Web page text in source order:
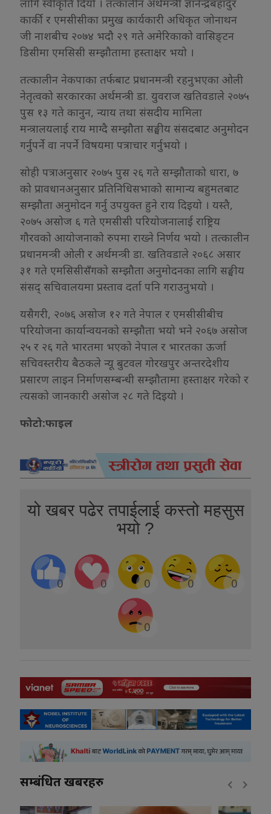
कार्की र एमसीसीका प्रमुख कार्यकारी अधिकृत जोनाथन
जी नाशबीच २०७४ भदौ २९ गते अमेरिकाको वासिङ्टन
डिसीमा एमसिसी सम्झौतामा हस्ताक्षर भयो ।
तत्कालीन नेकपाका तर्फबाट प्रधानमन्त्री रहनुभएका ओली
नेतृत्वको सरकारका अर्थमन्त्री डा. युवराज खतिवडाले २०७५
पुस १३ गते कानुन, न्याय तथा संसदीय मामिला
मन्त्रालयलाई राय माग्दै सम्झौता सङ्घीय संसदबाट अनुमोदन
गर्नुपर्ने वा नपर्ने विषयमा पत्राचार गर्नुभयो ।
सोही पत्राअनुसार २०७५ पुस २६ गते सम्झौताको धारा, ७
को प्रावधानअनुसार प्रतिनिधिसभाको सामान्य बहुमतबाट
सम्झौता अनुमोदन गर्नु उपयुक्त हुने राय दिइयो । यस्तै,
२०७५ असोज ६ गते एमसीसी परियोजनालाई राष्ट्रिय
गौरवको आयोजनाको रुपमा राख्ने निर्णय भयो । तत्कालीन
प्रधानमन्त्री ओली र अर्थमन्त्री डा. खतिवडाले २०६८ असार
३१ गते एमसिसीसँगको सम्झौता अनुमोदनका लागि सङ्घीय
संसद् सचिवालयमा प्रस्ताव दर्ता पनि गराउनुभयो ।
यसैगरी, २०७६ असोज १२ गते नेपाल र एमसीसीबीच
परियोजना कार्यान्वयनको सम्झौता भयो भने २०६७ असोज
२५ र २६ गते भारतमा भएको नेपाल र भारतका ऊर्जा
सचिवस्तरीय बैठकले न्यू बुटवल गोरखपुर अन्तरदेशीय
प्रसारण लाइन निर्माणसम्बन्धी सम्झौतामा हस्ताक्षर गरेको र
त्यसको जानकारी असोज २८ गते दिइयो ।
फोटो:फाइल
यो खबर पढेर तपाईलाई कस्तो महसुस
भयो ?
0 0 0 0 0
0
सम्बंधित खबरहरु